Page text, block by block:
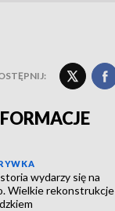
wydarzy się na
Wielkie rekonstrukcje